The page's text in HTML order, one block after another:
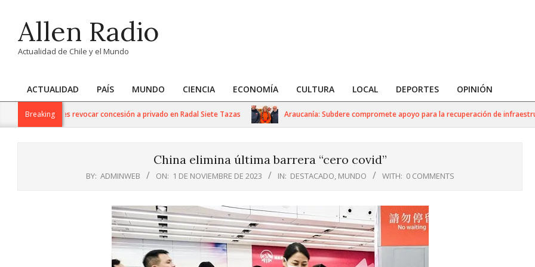
contentAllen Radio
Actualidad de Chile y el Mundo
Primary
Navigation
ACTUALIDAD PAÍS MUNDO CIENCIA ECONOMÍA CULTURA LOCAL DEPORTES OPINIÓN
Breaking
Nacionales revocar concesión a privado en Radal Siete Tazas Araucanía: Subdere compromete apoyo para la recuperación de
China elimina última barrera “cero covid”
BY: ADMINWEB ON: 1 DE NOVIEMBRE DE 2023 IN: DESTACADO, MUNDO WITH: 0 COMMENTS